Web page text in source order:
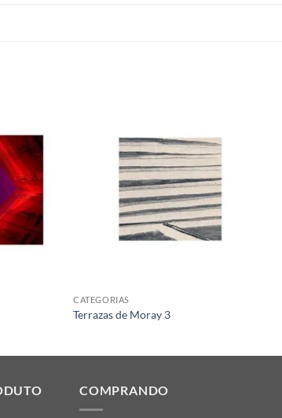
CATEGORIAS
Terrazas de Moray 3
COMPRANDO